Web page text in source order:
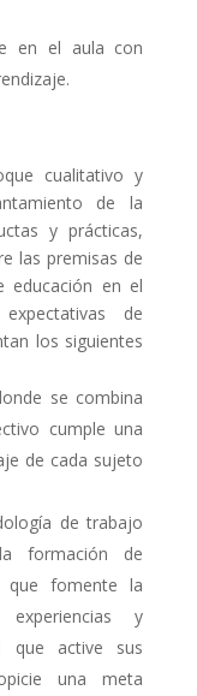
en el aula con
cualitativo y
de la
y prácticas,
las premisas de
educación en el
de
los siguientes
se combina
cumple una
de cada sujeto
de trabajo
formación de
que fomente la
y
que active sus
una meta